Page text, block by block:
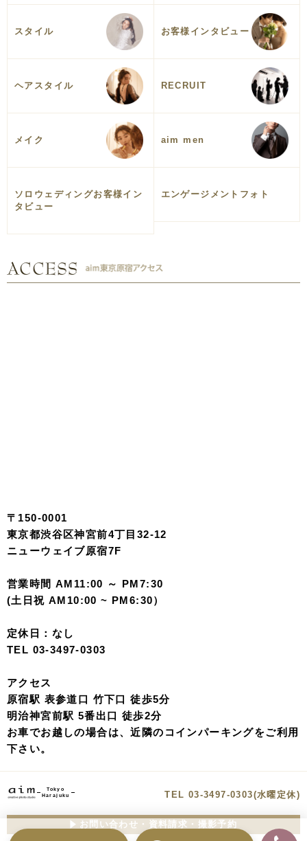
スタイル お客様インタビュー
ヘアスタイル RECRUIT
メイク aim men
ソロウェディングお客様イン
タビュー
エンゲージメントフォト
〒150-0001
東京都渋谷区神宮前4丁目32-12
ニューウェイブ原宿7F
営業時間 AM11:00 ～ PM7:30
(土日祝 AM10:00 ~ PM6:30）
定休日：なし
TEL 03-3497-0303
アクセス
原宿駅 表参道口 竹下口 徒歩5分
明治神宮前駅 5番出口 徒歩2分
お車でお越しの場合は、近隣のコインパーキングをご利用
下さい。
Tokyo
Harajuku
TEL 03-3497-0303(水曜定休)
お問い合わせ・資料請求・撮影予約